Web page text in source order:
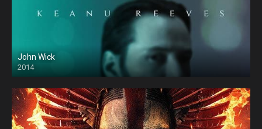
John Wick
2014